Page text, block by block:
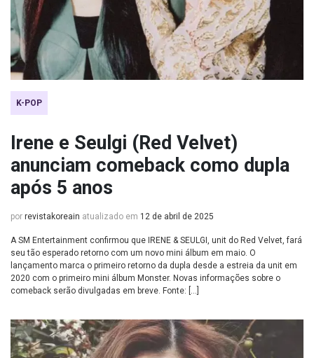
K-POP
Irene e Seulgi (Red Velvet)
anunciam comeback como dupla
após 5 anos
por revistakoreain atualizado em 12 de abril de 2025
A SM Entertainment confirmou que IRENE & SEULGI, unit do Red Velvet, fará
seu tão esperado retorno com um novo mini álbum em maio. O
lançamento marca o primeiro retorno da dupla desde a estreia da unit em
2020 com o primeiro mini álbum Monster. Novas informações sobre o
comeback serão divulgadas em breve. Fonte: […]